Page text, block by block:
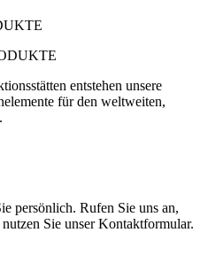
entstehen unsere
für den weltweiten,
persönlich. Rufen Sie uns an,
Sie unser Kontaktformular.